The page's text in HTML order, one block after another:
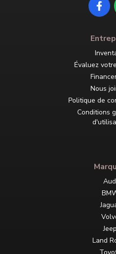
Évaluez
Nous
Politique de
Conditions
Jeep
Land